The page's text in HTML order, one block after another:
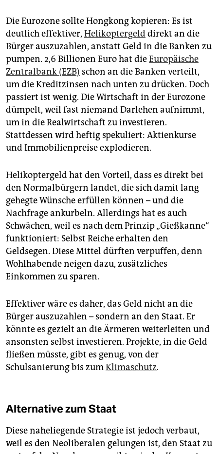
Die Eurozone sollte Hongkong kopieren: Es ist
deutlich effektiver, Helikoptergelddirekt an die
Bürger auszuzahlen, anstatt Geld in die Banken zu
pumpen. 2,6 Billionen Euro hat dieEuropäische
Zentralbank (EZB) schon an die Banken verteilt,
um die Kreditzinsen nach unten zu drücken. Doch
passiert ist wenig. Die Wirtschaft in der Eurozone
dümpelt, weil fast niemand Darlehen aufnimmt,
um in die Realwirtschaft zu investieren.
Stattdessen wird heftig spekuliert: Aktienkurse
und Immobilienpreise explodieren.
Helikoptergeld hat den Vorteil, dass es direkt bei
den Normalbürgern landet, die sich damit lang
gehegte Wünsche erfüllen können – und die
Nachfrage ankurbeln. Allerdings hat es auch
Schwächen, weil es nach dem Prinzip „Gießkanne“
funk­tio­niert: Selbst Reiche erhalten den
Geldsegen. Diese Mittel dürften verpuffen, denn
Wohlhabende neigen dazu, zusätzliches
Einkommen zu sparen.
Effektiver wäre es daher, das Geld nicht an die
Bürger auszuzahlen – sondern an den Staat. Er
könnte es gezielt an die Ärmeren weiterleiten und
ansonsten selbst investieren. Projekte, in die Geld
fließen müsste, gibt es genug, von der
Schulsanierung bis zumKlimaschutz.
Alternative zum Staat
Diese naheliegende Strategie ist jedoch verbaut,
weil es den Neoliberalen gelungen ist, den Staat zu